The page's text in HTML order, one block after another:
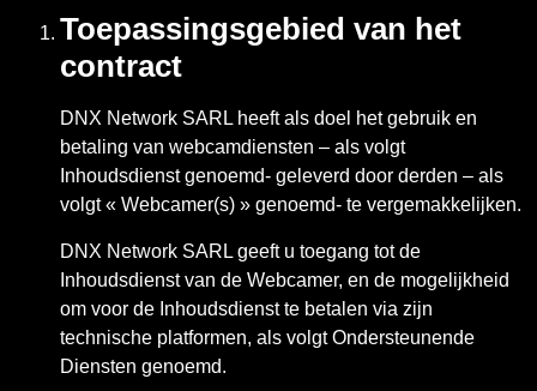
Toepassingsgebied van het
contract
DNX Network SARL heeft als doel het gebruik en
betaling van webcamdiensten – als volgt
Inhoudsdienst genoemd- geleverd door derden – als
volgt « Webcamer(s) » genoemd- te vergemakkelijken.
DNX Network SARL geeft u toegang tot de
Inhoudsdienst van de Webcamer, en de mogelijkheid
om voor de Inhoudsdienst te betalen via zijn
technische platformen, als volgt Ondersteunende
Diensten genoemd.